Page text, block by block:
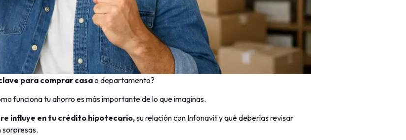
para comprar casao departamento?
funciona tu ahorro es más importante de lo que imaginas.
influye en tu crédito hipotecario,su relación con Infonavit y qué deberías revisar